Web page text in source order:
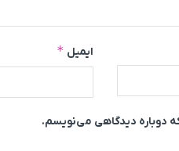
ایمیل *
دوباره دیدگاهی می‌نویسم.